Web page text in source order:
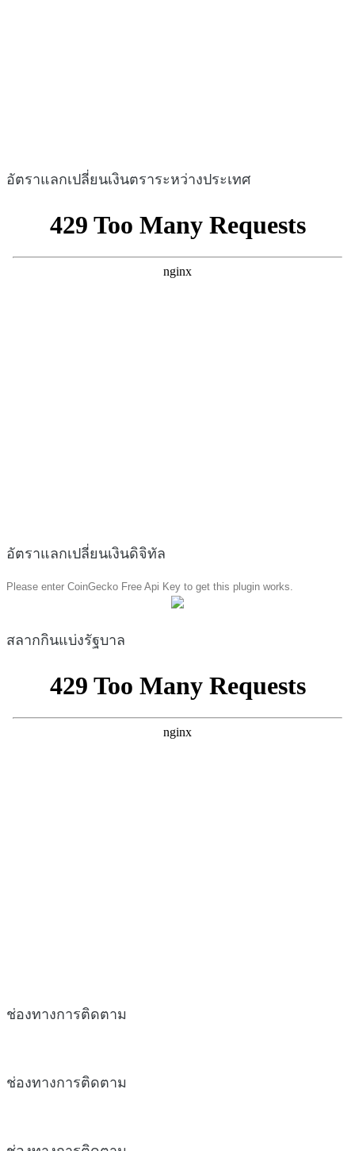
อัตราแลกเปลี่ยนเงินตราระหว่างประเทศ
อัตราแลกเปลี่ยนเงินดิจิทัล
Please enter CoinGecko Free Api Key to get this plugin works.
สลากกินแบ่งรัฐบาล
ช่องทางการติดตาม
ช่องทางการติดตาม